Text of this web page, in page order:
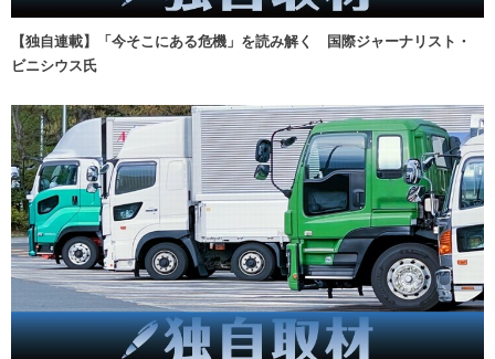
【独自連載】「今そこにある危機」を読み解く 国際ジャーナリスト・
ビニシウス氏